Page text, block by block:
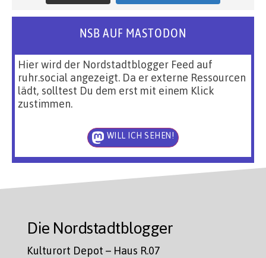
NSB AUF MASTODON
Hier wird der Nordstadtblogger Feed auf
ruhr.social angezeigt. Da er externe Ressourcen
lädt, solltest Du dem erst mit einem Klick
zustimmen.
WILL ICH SEHEN!
Die Nordstadtblogger
Kulturort Depot – Haus R.07